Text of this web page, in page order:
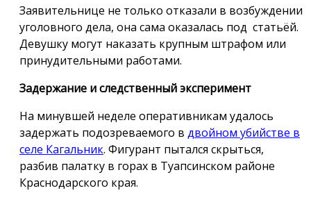
Заявительнице не только отказали в возбуждении
уголовного дела, она сама оказалась под статьёй.
Девушку могут наказать крупным штрафом или
принудительными работами.
Задержание и следственный эксперимент
На минувшей неделе оперативникам удалось
задержать подозреваемого в двойном убийстве в
селе Кагальник. Фигурант пытался скрыться,
разбив палатку в горах в Туапсинском районе
Краснодарского края.